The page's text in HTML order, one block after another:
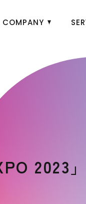
COMPANY
2023」